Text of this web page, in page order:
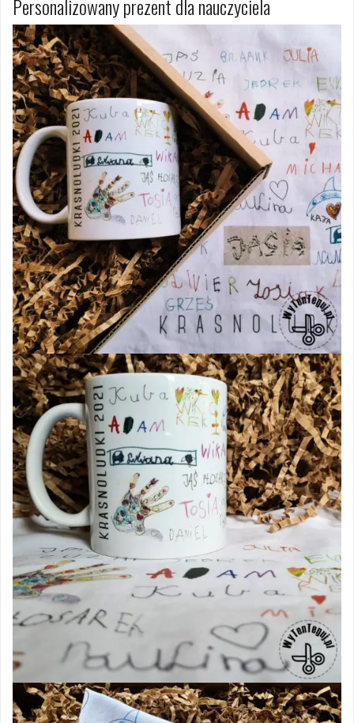
Personalizowany prezent dla nauczyciela